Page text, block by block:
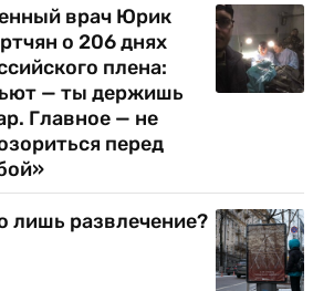
врач Юрик
о 206 днях
плена:
— ты держишь
Главное — не
перед
лишь развлечение?